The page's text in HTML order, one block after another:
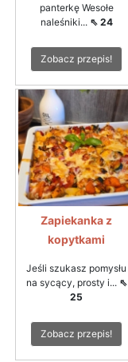
panterkę Wesołe
naleśniki... ⇖ 24
Zobacz przepis!
Zapiekanka z
kopytkami
Jeśli szukasz pomysłu
na sycący, prosty i... ⇖
25
Zobacz przepis!